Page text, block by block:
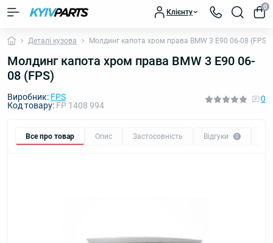
Клієнту
0
Деталі кузова Молдинг капота хром права BMW 3 E90 06-08 (FPS)
Молдинг капота хром права BMW 3 E90 06-
08 (FPS)
Виробник: FPS
Код товару: FP 1408 994
0
Все про товар Опис Застосовність Відгуки 0